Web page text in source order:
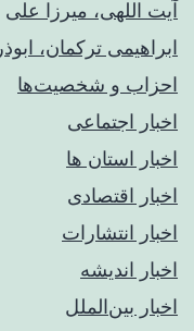
آیت اللهی، میرزا علی
ابراهیمی ترکمان، ابوذر
احزاب و شخصیت‌ها
اخبار اجتماعی
اخبار استان ها
اخبار اقتصادی
اخبار انتشارات
اخبار اندیشه
اخبار بین‌الملل